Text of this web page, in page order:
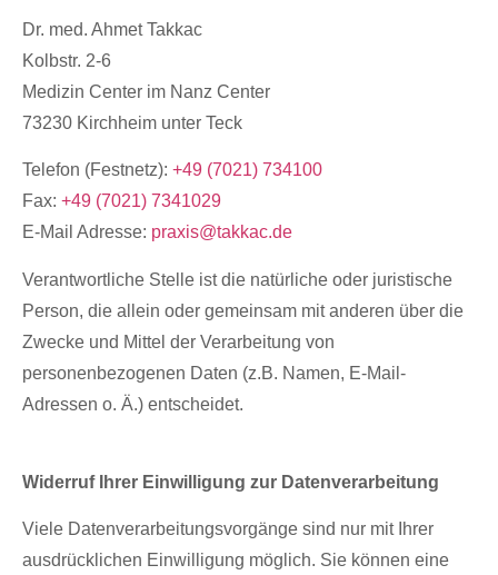
Dr. med. Ahmet Takkac
Kolbstr. 2-6
Medizin Center im Nanz Center
73230 Kirchheim unter Teck
Telefon (Festnetz): +49 (7021) 734100
Fax: +49 (7021) 7341029
E-Mail Adresse: praxis@takkac.de
Verantwortliche Stelle ist die natürliche oder juristische
Person, die allein oder gemeinsam mit anderen über die
Zwecke und Mittel der Verarbeitung von
personenbezogenen Daten (z.B. Namen, E-Mail-
Adressen o. Ä.) entscheidet.
Widerruf Ihrer Einwilligung zur Datenverarbeitung
Viele Datenverarbeitungsvorgänge sind nur mit Ihrer
ausdrücklichen Einwilligung möglich. Sie können eine